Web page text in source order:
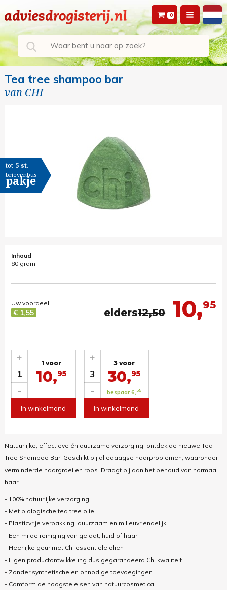
0
Tea tree shampoo bar
van CHI
tot 5 st.
brievenbus
pakje
Inhoud
80 gram
10,95
elders12,50
Uw voordeel:
€ 1,55
1
-
+ 1 voor
10,95
In winkelmand
3
-
+ 3 voor
30,95
bespaar 6, 55
In winkelmand
Natuurlijke, effectieve én duurzame verzorging: ontdek de nieuwe Tea
Tree Shampoo Bar. Geschikt bij alledaagse haarproblemen, waaronder
verminderde haargroei en roos. Draagt bij aan het behoud van normaal
haar.
- 100% natuurlijke verzorging
- Met biologische tea tree olie
- Plasticvrije verpakking: duurzaam en milieuvriendelijk
- Een milde reiniging van gelaat, huid of haar
- Heerlijke geur met Chi essentiële oliën
- Eigen productontwikkeling dus gegarandeerd Chi kwaliteit
- Zonder synthetische en onnodige toevoegingen
- Comform de hoogste eisen van natuurcosmetica